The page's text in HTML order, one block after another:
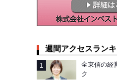
週間アクセスラン
全東信の経
ク